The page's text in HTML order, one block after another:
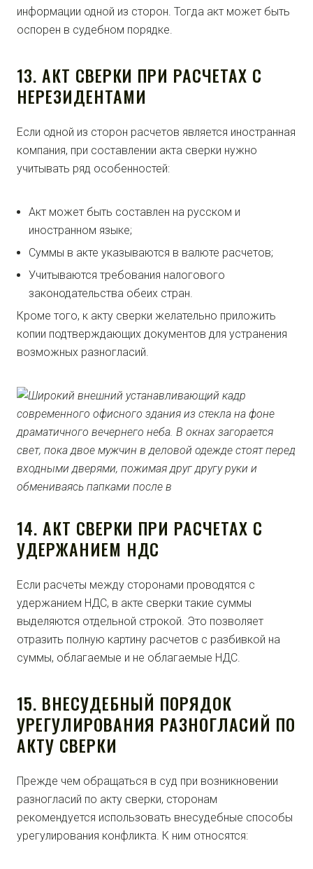
информации одной из сторон. Тогда акт может быть
оспорен в судебном порядке.
13. АКТ СВЕРКИ ПРИ РАСЧЕТАХ С
НЕРЕЗИДЕНТАМИ
Если одной из сторон расчетов является иностранная
компания, при составлении акта сверки нужно
учитывать ряд особенностей:
Акт может быть составлен на русском и
иностранном языке;
Суммы в акте указываются в валюте расчетов;
Учитываются требования налогового
законодательства обеих стран.
Кроме того, к акту сверки желательно приложить
копии подтверждающих документов для устранения
возможных разногласий.
14. АКТ СВЕРКИ ПРИ РАСЧЕТАХ С
УДЕРЖАНИЕМ НДС
Если расчеты между сторонами проводятся с
удержанием НДС, в акте сверки такие суммы
выделяются отдельной строкой. Это позволяет
отразить полную картину расчетов с разбивкой на
суммы, облагаемые и не облагаемые НДС.
15. ВНЕСУДЕБНЫЙ ПОРЯДОК
УРЕГУЛИРОВАНИЯ РАЗНОГЛАСИЙ ПО
АКТУ СВЕРКИ
Прежде чем обращаться в суд при возникновении
разногласий по акту сверки, сторонам
рекомендуется использовать внесудебные способы
урегулирования конфликта. К ним относятся: